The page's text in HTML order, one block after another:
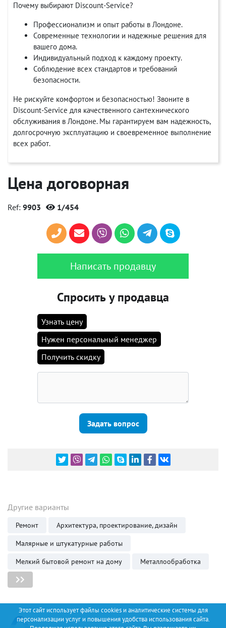
Этот сайт использует файлы cookies и аналитические системы для
персонализации услуг и повышения удобства использования сайта.
Почему выбирают Discount-Service?
Профессионализм и опыт работы в Лондоне.
Современные технологии и надежные решения для
вашего дома.
Индивидуальный подход к каждому проекту.
Соблюдение всех стандартов и требований
безопасности.
Не рискуйте комфортом и безопасностью! Звоните в
Discount-Service для качественного сантехнического
обслуживания в Лондоне. Мы гарантируем вам надежность,
долгосрочную эксплуатацию и своевременное выполнение
всех работ.
Цена договорная
Ref: 9903 1/454
Написать продавцу
Спросить у продавца
Узнать цену
Нужен персональный менеджер
Получить скидку
Задать вопрос
Другие варианты
Ремонт
Архитектура, проектирование, дизайн
Малярные и штукатурные работы
Мелкий бытовой ремонт на дому
Металлообработка